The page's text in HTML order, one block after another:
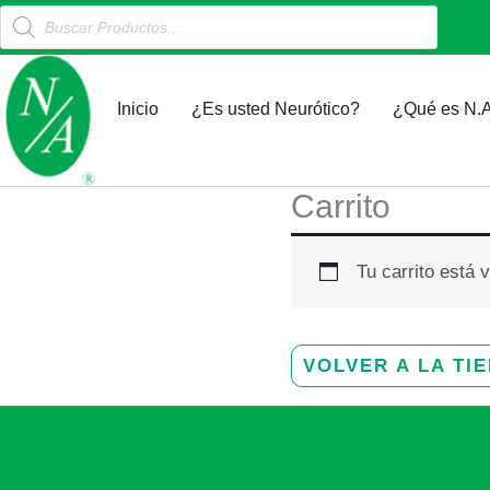
al
contenido
Products
search
Inicio ¿Es usted Neurótico? ¿Qué es
Carrito
Tu carrito está
VOLVER A LA